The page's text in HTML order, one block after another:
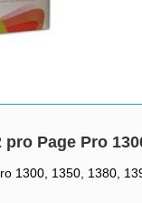
Page Pro
1300, 1350, 1380,